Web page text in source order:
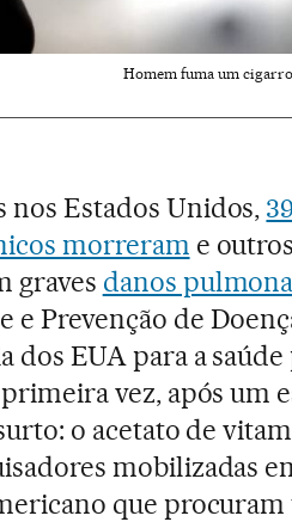
Homem fuma um
nos Estados Unidos,
morreram e
graves danos
Prevenção de
dos EUA para a
vez, após um
o acetato de
mobilizadas
que procuram